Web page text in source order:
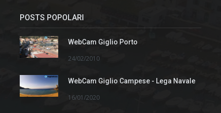
POSTS POPOLARI
WebCam Giglio Porto
24/02/2010
WebCam Giglio Campese - Lega Navale
16/01/2020